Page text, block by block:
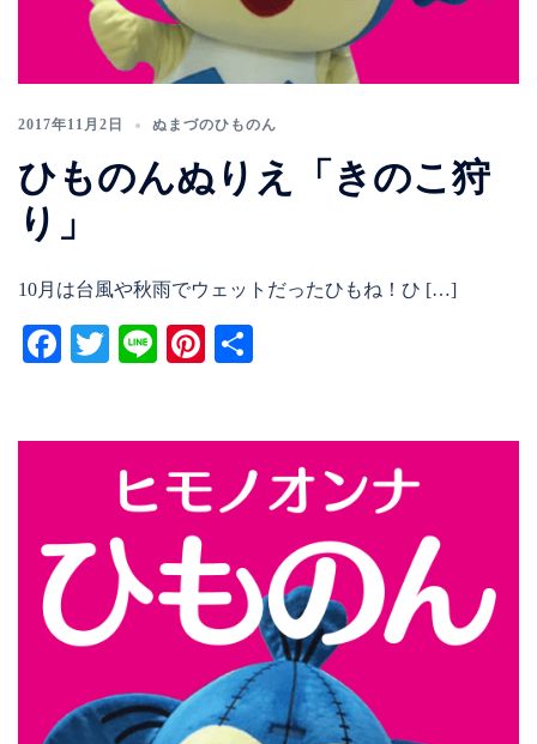
2017年11月2日 ぬまづのひものん
ひものんぬりえ「きのこ狩
り」
10月は台風や秋雨でウェットだったひもね！ひ […]
Facebook
TwitterLinePinterest